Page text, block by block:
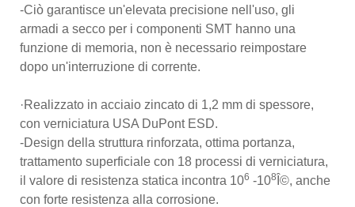
-Ciò garantisce un'elevata precisione nell'uso, gli
armadi a secco per i componenti SMT hanno una
funzione di memoria, non è necessario reimpostare
dopo un'interruzione di corrente.
·Realizzato in acciaio zincato di 1,2 mm di spessore,
con verniciatura USA DuPont ESD.
-Design della struttura rinforzata, ottima portanza,
trattamento superficiale con 18 processi di verniciatura,
il valore di resistenza statica incontra 106 -108 Î©, anche
con forte resistenza alla corrosione.